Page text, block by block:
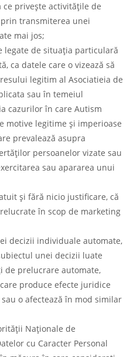
ce privește activitățile de
transmiterea unei
mai jos;
legate de situația particulară
ca datele care o vizează să
legitim al Asociatieia de
sau în temeiul
cazurilor în care Autism
motive legitime și imperioase
prevalează asupra
persoanelor vizate sau
sau apararea unui
și fără nicio justificare, că
în scop de marketing
decizii individuale automate,
unei decizii luate
de prelucrare automate,
produce efecte juridice
o afectează în mod similar
Naţionale de
cu Caracter Personal